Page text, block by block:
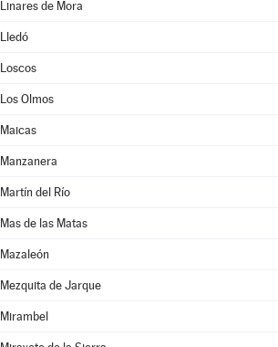
Linares de Mora
Lledó
Loscos
Los Olmos
Maicas
Manzanera
Martín del Río
Mas de las Matas
Mazaleón
Mezquita de Jarque
Mirambel